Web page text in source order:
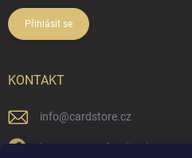
Přihlásit se
KONTAKT
info@cardstore.cz
https://www.facebook.com/